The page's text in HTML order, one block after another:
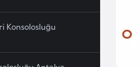
Konsolosluğu